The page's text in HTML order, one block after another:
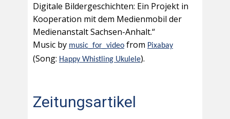
Digitale Bildergeschichten: Ein Projekt in
Kooperation mit dem Medienmobil der
Medienanstalt Sachsen-Anhalt.“
Music by music_for_video from Pixabay
(Song: Happy Whistling Ukulele).
Zeitungsartikel